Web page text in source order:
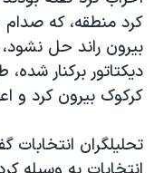
فرهنگ و زندگی
حقوق شهروندی
اقتصادی
اسرائیل در جنگ
مستندها
انتخابات ریاست جمهوری
حمله جمهوری اسلامی
ورزش زنان در ایران
دنبال کنید
زبانهای مختلف
کرد منطقه، که صدام
بيرون راند حل
ديکتاتور برکنار
کرکوک بيرون کرد و
تحليلگران انتخابات